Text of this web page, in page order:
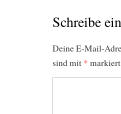
Schreibe
Deine E-Mail-
sind mit * markiert